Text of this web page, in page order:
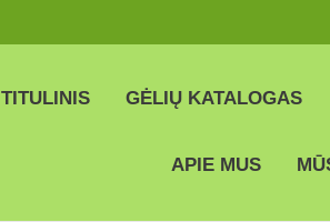
TITULINIS GĖLIŲ KATALOGAS
APIE MUS